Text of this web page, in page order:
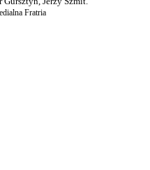
Fratria